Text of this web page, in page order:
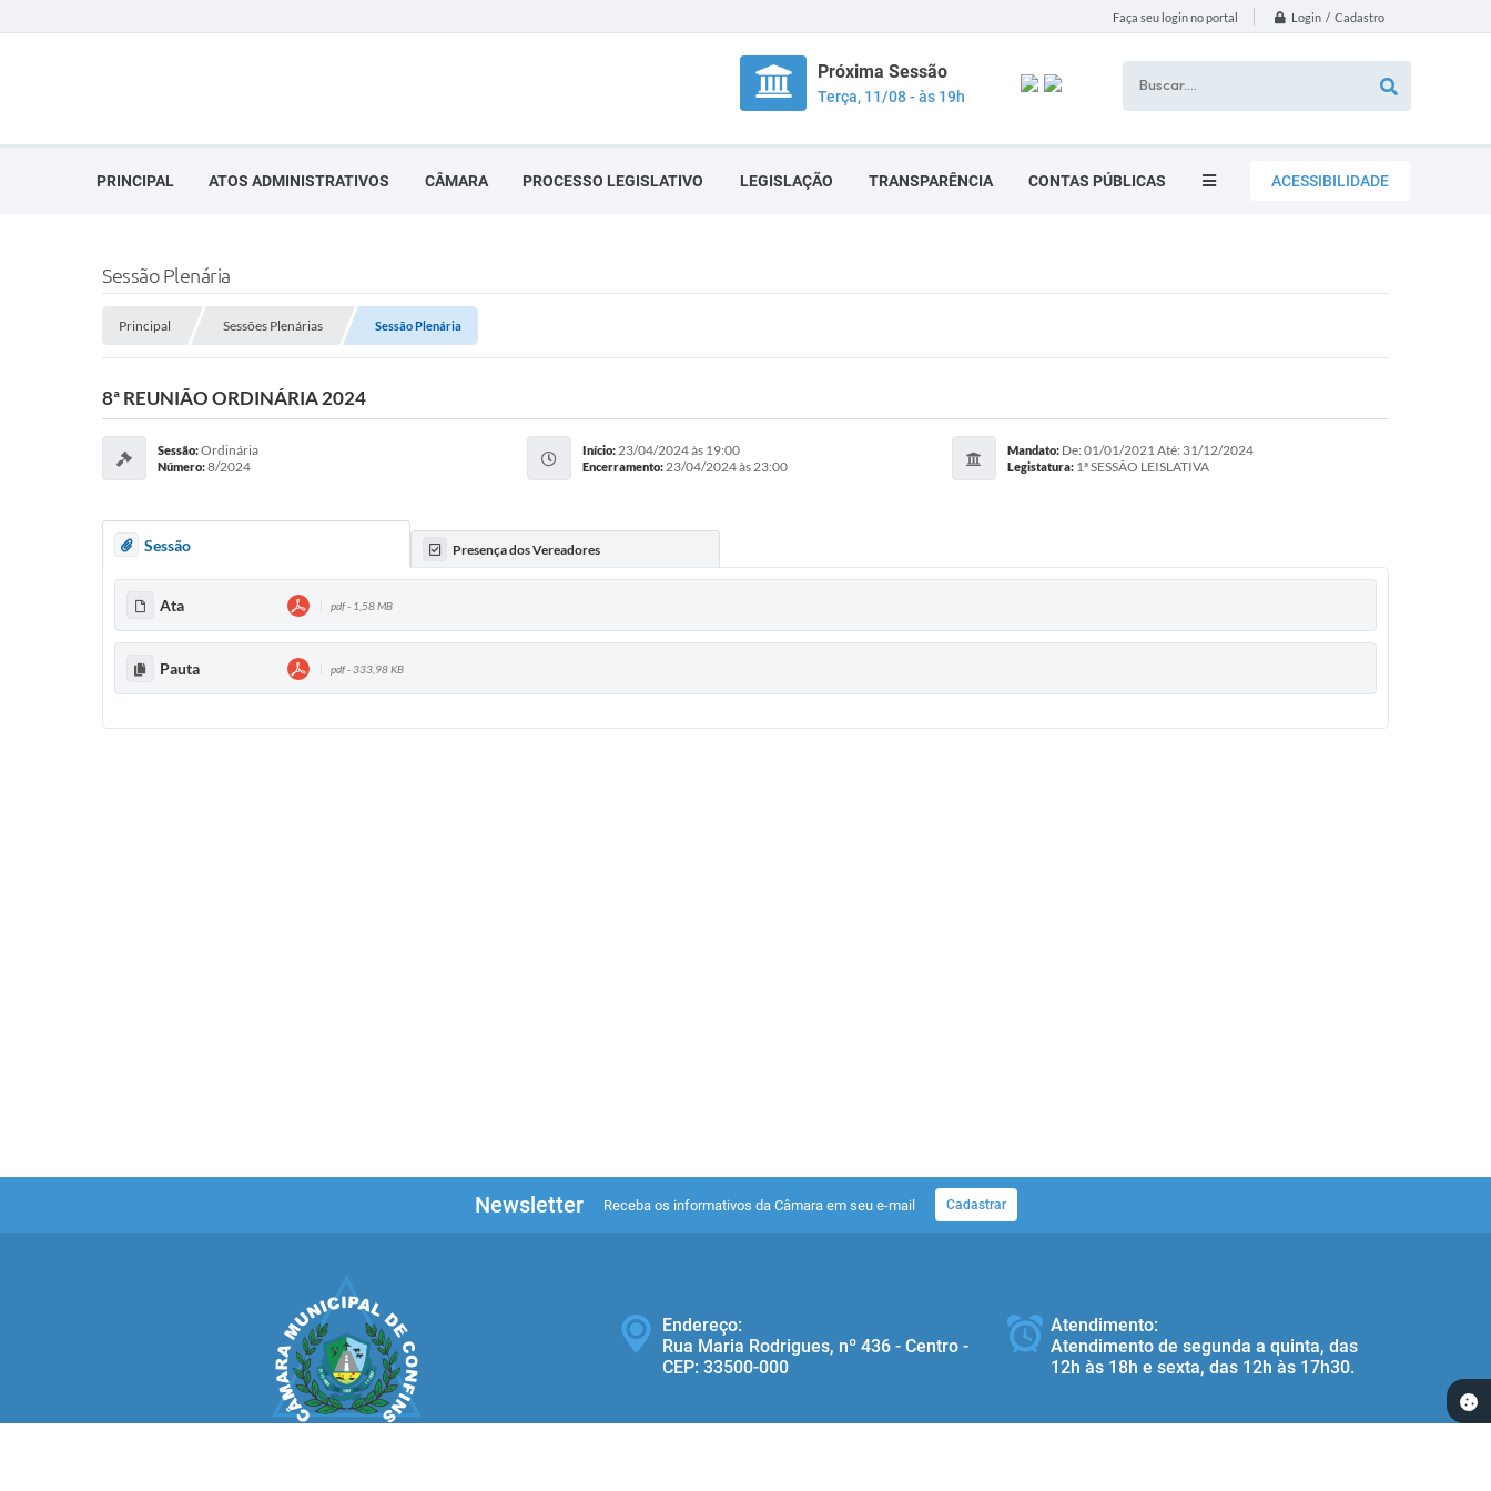
Faça seu login no portal Login / Cadastro
Próxima Sessão
Terça, 11/08 - às 19h
ACESSIBILIDADE
PRINCIPAL ATOS ADMINISTRATIVOS CÂMARA PROCESSO LEGISLATIVO LEGISLAÇÃO TRANSPARÊNCIA CONTAS PÚBLICAS
Sessão Plenária
Principal Sessões Plenárias Sessão Plenária
8ª REUNIÃO ORDINÁRIA 2024
Sessão:Ordinária
Número:8/2024
Início:23/04/2024 às 19:00
Encerramento:23/04/2024 às 23:00
Mandato:De: 01/01/2021 Até: 31/12/2024
Legistatura:1ª SESSÃO LEISLATIVA
Sessão Presença dos Vereadores
Ata pdf - 1,58 MB
Pauta pdf - 333,98 KB
Newsletter Receba os informativos da Câmara em seu e-mail Cadastrar
Endereço:
Rua Maria Rodrigues, nº 436 - Centro -
CEP: 33500‐000
Atendimento:
Atendimento de segunda a quinta, das
12h às 18h e sexta, das 12h às 17h30.